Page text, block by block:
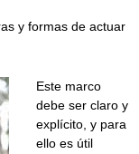
y formas de actuar
Este marco
debe ser claro y
explícito, y para
ello es útil